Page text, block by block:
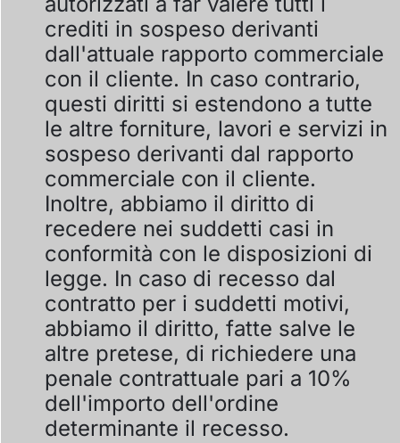
crediti in sospeso derivanti
dall'attuale rapporto commerciale
con il cliente. In caso contrario,
questi diritti si estendono a tutte
le altre forniture, lavori e servizi in
sospeso derivanti dal rapporto
commerciale con il cliente.
Inoltre, abbiamo il diritto di
recedere nei suddetti casi in
conformità con le disposizioni di
legge. In caso di recesso dal
contratto per i suddetti motivi,
abbiamo il diritto, fatte salve le
altre pretese, di richiedere una
penale contrattuale pari a 10%
dell'importo dell'ordine
determinante il recesso.